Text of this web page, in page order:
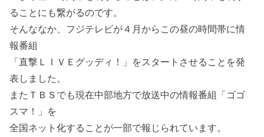
ることにも繋がるのです。
そんななか、フジテレビが４月からこの昼の時間帯に情
報番組
「直撃ＬＩＶＥグッディ！」をスタートさせることを発
表しました。
またＴＢＳでも現在中部地方で放送中の情報番組「ゴゴ
スマ！」を
全国ネット化することが一部で報じられています。